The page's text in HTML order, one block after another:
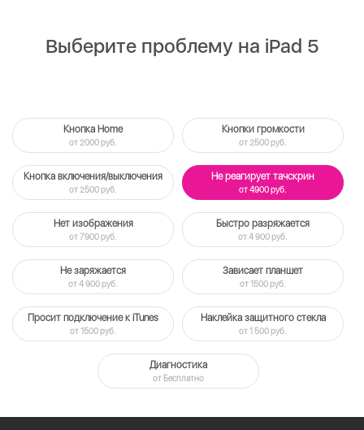
Выберите проблему на iPad 5
Кнопка Home
от 2000 руб.
Кнопки громкости
от 2500 руб.
Кнопка включения/выключения
от 2500 руб.
Не реагирует тачскрин
от 4900 руб.
Нет изображения
от 7900 руб.
Быстро разряжается
от 4 900 руб.
Не заряжается
от 4 900 руб.
Зависает планшет
от 1500 руб.
Просит подключение к iTunes
от 1500 руб.
Наклейка защитного стекла
от 1 500 руб.
Диагностика
от Бесплатно